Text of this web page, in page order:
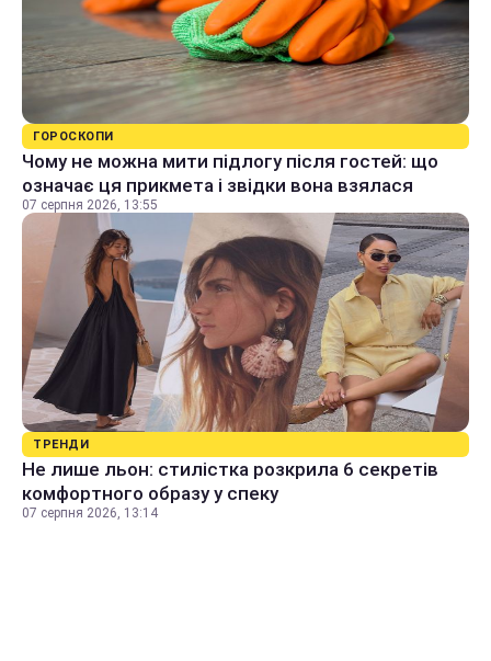
ГОРОСКОПИ
Чому не можна мити підлогу після гостей: що
означає ця прикмета і звідки вона взялася
07 серпня 2026, 13:55
ТРЕНДИ
Не лише льон: стилістка розкрила 6 секретів
комфортного образу у спеку
07 серпня 2026, 13:14